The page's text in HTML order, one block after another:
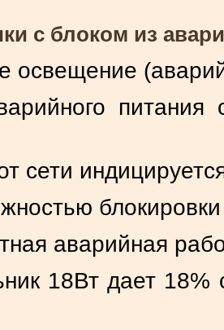
с блоком из
освещение
питания
сети
аварийная
18Вт дает 18%